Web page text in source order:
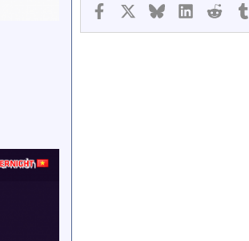
Facebook BlueskyLinkedInReddit